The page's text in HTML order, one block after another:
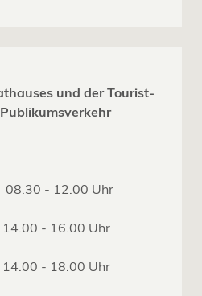
und der Tourist-
08.30 - 12.00 Uhr
16.00 Uhr
- 18.00 Uhr